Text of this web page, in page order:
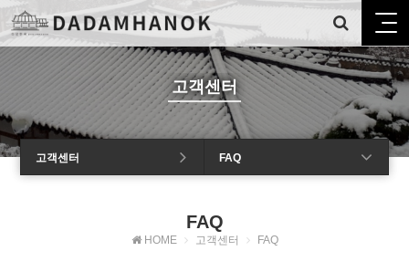
고객센터
고객센터 FAQ
FAQ
HOME 고객센터 FAQ